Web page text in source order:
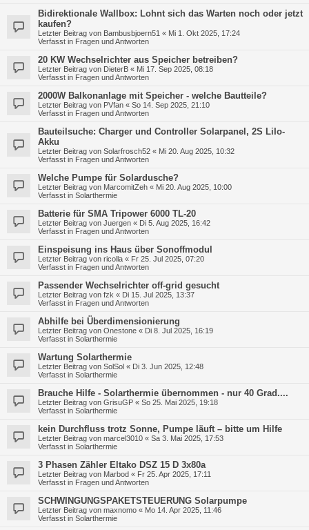
Bidirektionale Wallbox: Lohnt sich das Warten noch oder jetzt
kaufen?
Letzter Beitrag von Bambusbjoern51 « Mi 1. Okt 2025, 17:24
Verfasst in Fragen und Antworten
20 KW Wechselrichter aus Speicher betreiben?
Letzter Beitrag von DieterB « Mi 17. Sep 2025, 08:18
Verfasst in Fragen und Antworten
2000W Balkonanlage mit Speicher - welche Bautteile?
Letzter Beitrag von PVfan « So 14. Sep 2025, 21:10
Verfasst in Fragen und Antworten
Bauteilsuche: Charger und Controller Solarpanel, 2S LiIo-
Akku
Letzter Beitrag von Solarfrosch52 « Mi 20. Aug 2025, 10:32
Verfasst in Fragen und Antworten
Welche Pumpe für Solardusche?
Letzter Beitrag von MarcomitZeh « Mi 20. Aug 2025, 10:00
Verfasst in Solarthermie
Batterie für SMA Tripower 6000 TL-20
Letzter Beitrag von Juergen « Di 5. Aug 2025, 16:42
Verfasst in Fragen und Antworten
Einspeisung ins Haus über Sonoffmodul
Letzter Beitrag von ricolla « Fr 25. Jul 2025, 07:20
Verfasst in Fragen und Antworten
Passender Wechselrichter off-grid gesucht
Letzter Beitrag von fzk « Di 15. Jul 2025, 13:37
Verfasst in Fragen und Antworten
Abhilfe bei Überdimensionierung
Letzter Beitrag von Onestone « Di 8. Jul 2025, 16:19
Verfasst in Solarthermie
Wartung Solarthermie
Letzter Beitrag von SolSol « Di 3. Jun 2025, 12:48
Verfasst in Solarthermie
Brauche Hilfe - Solarthermie übernommen - nur 40 Grad....
Letzter Beitrag von GrisuGP « So 25. Mai 2025, 19:18
Verfasst in Solarthermie
kein Durchfluss trotz Sonne, Pumpe läuft – bitte um Hilfe
Letzter Beitrag von marcel3010 « Sa 3. Mai 2025, 17:53
Verfasst in Solarthermie
3 Phasen Zähler Eltako DSZ 15 D 3x80a
Letzter Beitrag von Marbod « Fr 25. Apr 2025, 17:11
Verfasst in Fragen und Antworten
SCHWINGUNGSPAKETSTEUERUNG Solarpumpe
Letzter Beitrag von maxnomo « Mo 14. Apr 2025, 11:46
Verfasst in Solarthermie